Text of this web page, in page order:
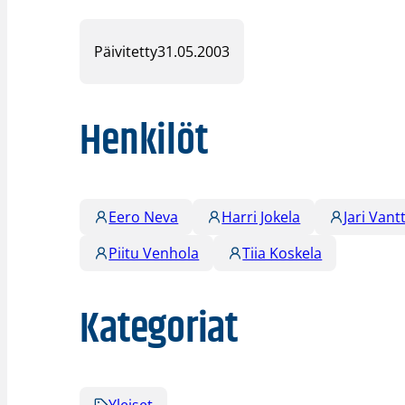
Päivitetty31.05.2003
Henkilöt
Eero Neva Harri Jokela Jari
Piitu Venhola
Tiia Koskela
Kategoriat